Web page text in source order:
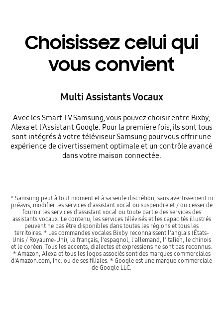
Choisissez celui qui
vous convient
Multi Assistants Vocaux
Avec les Smart TV Samsung, vous pouvez choisir entre Bixby,
Alexa et l'Assistant Google. Pour la première fois, ils sont tous
sont intégrés à votre téléviseur Samsung pour vous offrir une
expérience de divertissement optimale et un contrôle avancé
dans votre maison connectée.
* Samsung peut à tout moment et à sa seule discrétion, sans avertissement ni
préavis, modifier les services d'assistant vocal ou suspendre et / ou cesser de
fournir les services d'assistant vocal ou toute partie des services des
assistants vocaux. Le contenu, les services télévisés et les capacités illustrés
peuvent ne pas être disponibles dans toutes les régions et tous les
territoires. * Les commandes vocales Bixby reconnaissent l'anglais (États-
Unis / Royaume-Uni), le français, l'espagnol, l'allemand, l'italien, le chinois
et le coréen. Tous les accents, dialectes et expressions ne sont pas reconnus.
* Amazon, Alexa et tous les logos associés sont des marques commerciales
d'Amazon.com, Inc. ou de ses filiales. * Google est une marque commerciale
de Google LLC.